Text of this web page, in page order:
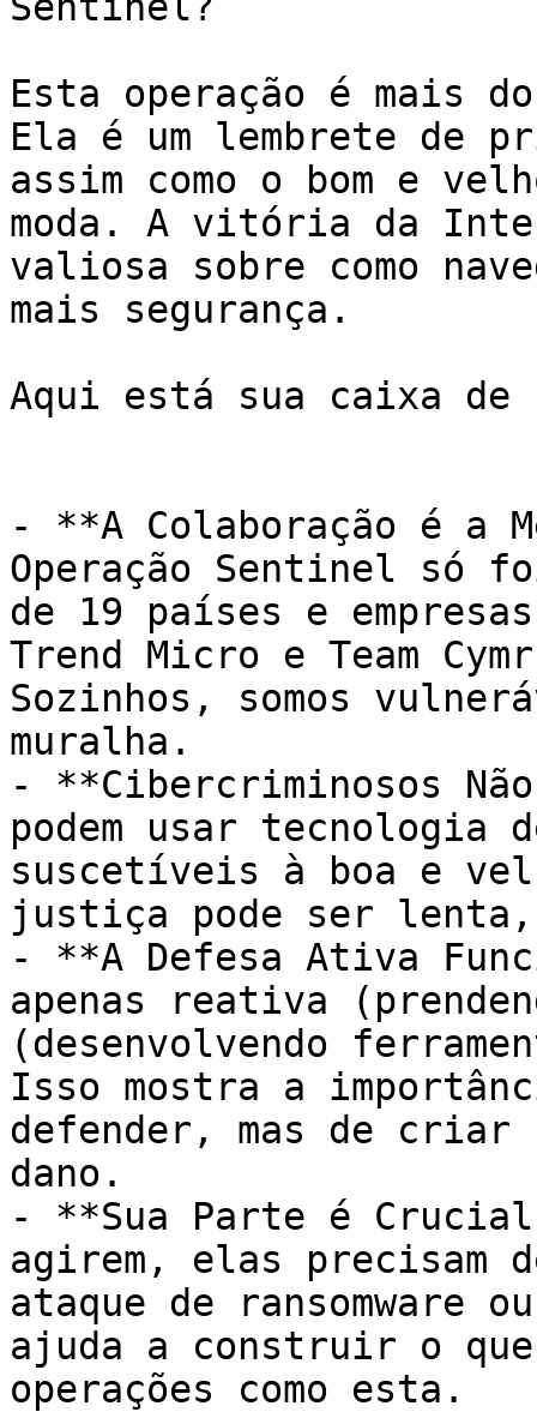
Esta operação é mais
Ela é um lembrete de
assim como o bom e
moda. A vitória da
valiosa sobre como
mais segurança.
Aqui está sua caixa de
- **A Colaboração é a
Operação Sentinel só
de 19 países e
Trend Micro e Team
Sozinhos, somos
muralha.
- **Cibercriminosos
podem usar tecnologia
suscetíveis à boa e
justiça pode ser lenta,
- **A Defesa Ativa
apenas reativa
(desenvolvendo
Isso mostra a
defender, mas de
dano.
- **Sua Parte é
agirem, elas precisam
ataque de ransomware
ajuda a construir o
operações como esta.